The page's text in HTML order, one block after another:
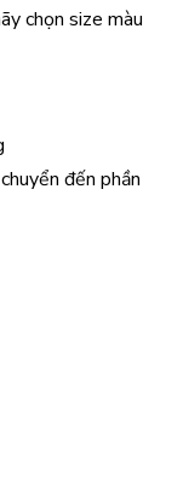
chọn size màu
đến phần